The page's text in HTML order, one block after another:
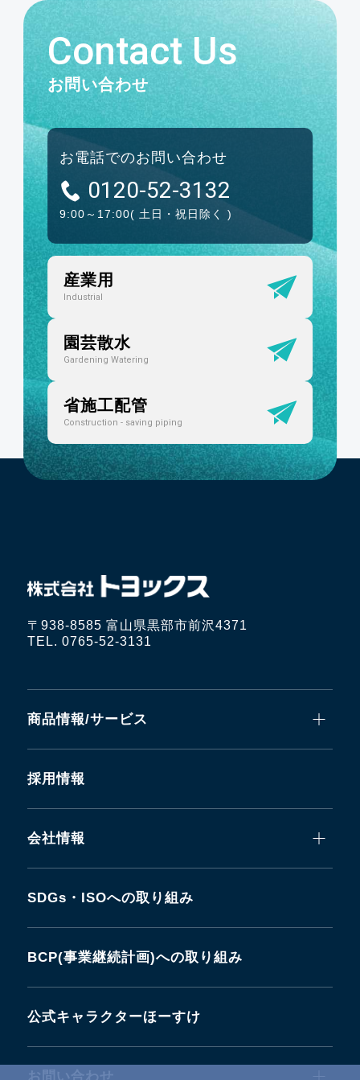
Contact Us
お問い合わせ
お電話でのお問い合わせ
0120-52-3132
9:00～17:00( 土日・祝日除く )
産業用
Industrial
園芸散水
Gardening Watering
省施工配管
Construction - saving piping
〒938-8585 富山県黒部市前沢4371
TEL. 0765-52-3131
商品情報/サービス
採用情報
会社情報
SDGs・ISOへの取り組み
BCP(事業継続計画)への取り組み
公式キャラクターほーすけ
お問い合わせ